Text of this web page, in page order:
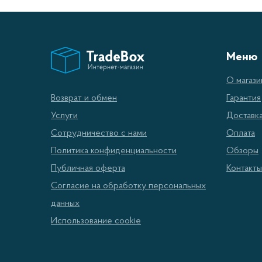
Масла
Как
При
Возврат и обмен
Услуги
Сотрудничество с нами
Политика конфиденциальности
Публичная оферта
Согласие на обработку персональных
данных
Использование cookie
Меню
О
Гарантия
Оплата
Обзоры
Контакты